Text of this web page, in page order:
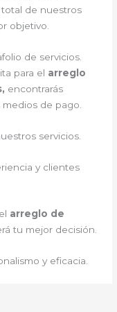
de nuestros
objetivo.
de servicios.
para el arreglo
encontrarás
de pago.
servicios.
y clientes
arreglo de
tu mejor decisión.
y eficacia.